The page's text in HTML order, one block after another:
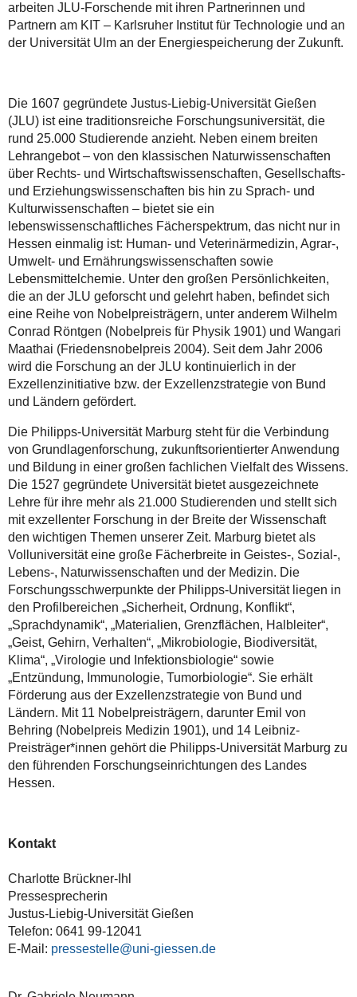
arbeiten JLU-Forschende mit ihren Partnerinnen und
Partnern am KIT – Karlsruher Institut für Technologie und an
der Universität Ulm an der Energiespeicherung der Zukunft.
Die 1607 gegründete Justus-Liebig-Universität Gießen
(JLU) ist eine traditionsreiche Forschungsuniversität, die
rund 25.000 Studierende anzieht. Neben einem breiten
Lehrangebot – von den klassischen Naturwissenschaften
über Rechts- und Wirtschaftswissenschaften, Gesellschafts-
und Erziehungswissenschaften bis hin zu Sprach- und
Kulturwissenschaften – bietet sie ein
lebenswissenschaftliches Fächerspektrum, das nicht nur in
Hessen einmalig ist: Human- und Veterinärmedizin, Agrar-,
Umwelt- und Ernährungswissenschaften sowie
Lebensmittelchemie. Unter den großen Persönlichkeiten,
die an der JLU geforscht und gelehrt haben, befindet sich
eine Reihe von Nobelpreisträgern, unter anderem Wilhelm
Conrad Röntgen (Nobelpreis für Physik 1901) und Wangari
Maathai (Friedensnobelpreis 2004). Seit dem Jahr 2006
wird die Forschung an der JLU kontinuierlich in der
Exzellenzinitiative bzw. der Exzellenzstrategie von Bund
und Ländern gefördert.
Die Philipps-Universität Marburg steht für die Verbindung
von Grundlagenforschung, zukunftsorientierter Anwendung
und Bildung in einer großen fachlichen Vielfalt des Wissens.
Die 1527 gegründete Universität bietet ausgezeichnete
Lehre für ihre mehr als 21.000 Studierenden und stellt sich
mit exzellenter Forschung in der Breite der Wissenschaft
den wichtigen Themen unserer Zeit. Marburg bietet als
Volluniversität eine große Fächerbreite in Geistes-, Sozial-,
Lebens-, Naturwissenschaften und der Medizin. Die
Forschungsschwerpunkte der Philipps-Universität liegen in
den Profilbereichen „Sicherheit, Ordnung, Konflikt“,
„Sprachdynamik“, „Materialien, Grenzflächen, Halbleiter“,
„Geist, Gehirn, Verhalten“, „Mikrobiologie, Biodiversität,
Klima“, „Virologie und Infektionsbiologie“ sowie
„Entzündung, Immunologie, Tumorbiologie“. Sie erhält
Förderung aus der Exzellenzstrategie von Bund und
Ländern. Mit 11 Nobelpreisträgern, darunter Emil von
Behring (Nobelpreis Medizin 1901), und 14 Leibniz-
Preisträger*innen gehört die Philipps-Universität Marburg zu
den führenden Forschungseinrichtungen des Landes
Hessen.
Kontakt
Charlotte Brückner-Ihl
Pressesprecherin
Justus-Liebig-Universität Gießen
Telefon: 0641 99-12041
E-Mail: pressestelle